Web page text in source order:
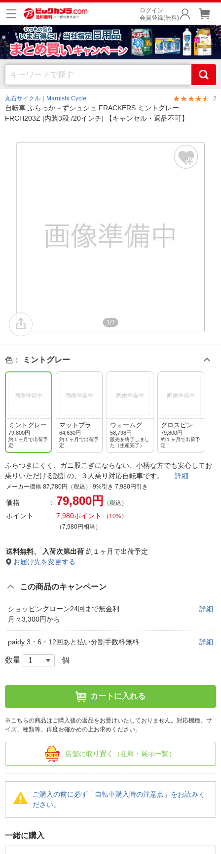
ログイン
会員登録(無料)
丸石サイクル｜Maruishi Cycle 2
自転車 ふらっか～ずシュシュ FRACKERS ミントグレー
FRCH203Z [内装3段 /20インチ] 【キャンセル・返品不可】
1/7
色 ： ミントグレー
ミントグレー
79,800円
約１ヶ月で出荷予
定
マットブラッ
ク
64,630円
約１ヶ月で出荷予
定
ウォームグレ
ー
58,798円
販売を終了しまし
た（生産完了）
グロスピンク
ブラウン
79,800円
約１ヶ月で出荷予
定
ふらつきにくく、ガニ股こぎにならない、小柄な方でも安心してお
乗りいただける設計の、３人乗り対応自転車です。 詳細
メーカー価格 87,780円（税込） 9%引き 7,980円引き
価格 79,800円 （税込）
ポイント 7,980ポイント （ 10%）
（7,980円相当）
送料無料、 入荷次第出荷 約１ヶ月で出荷予定
お届け先を変更する
この商品のキャンペーン
ショッピングローン24回まで無金利
月々3,300円から
詳細
paidy 3・6・12回あと払い分割手数料無料 詳細
数量 個
カートに入れる
※こちらの商品はご購入後の返品をお受けいたしておりません。対応機種、サ
イズ、種類等、再度お確かめの上お求めください。
店舗に取り置く（在庫・展示一覧）
ご購入の前に必ず「自転車購入時の注意点」をお読みく
ださい。
一緒に購入